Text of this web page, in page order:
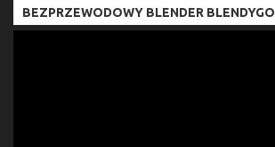
BEZPRZEWODOWY BLENDER BLENDYGO